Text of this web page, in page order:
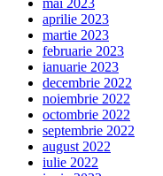
mai 2023
aprilie 2023
martie 2023
februarie 2023
ianuarie 2023
decembrie 2022
noiembrie 2022
octombrie 2022
septembrie 2022
august 2022
iulie 2022